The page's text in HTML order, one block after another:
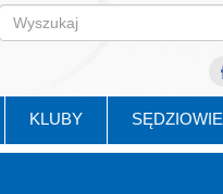
KLUBY SĘDZIOWIE